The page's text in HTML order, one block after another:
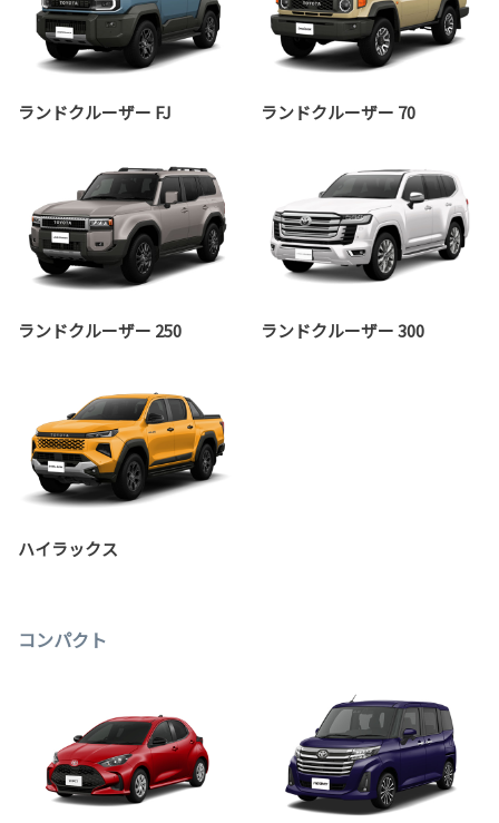
ランドクルーザー FJ ランドクルーザー 70
ランドクルーザー 250 ランドクルーザー 300
ハイラックス
コンパクト